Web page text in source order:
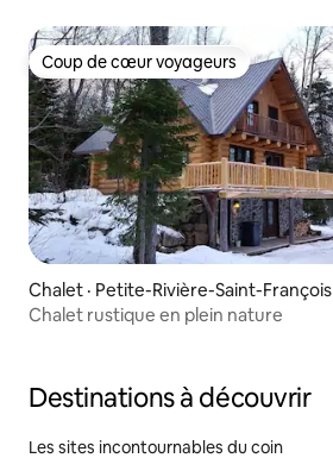
Coup de cœur voyageurs
Coup de cœur voyageurs
Chalet · Petite-Rivière-Saint-François
Chalet rustique en plein nature
Destinations à découvrir
Les sites incontournables du coin